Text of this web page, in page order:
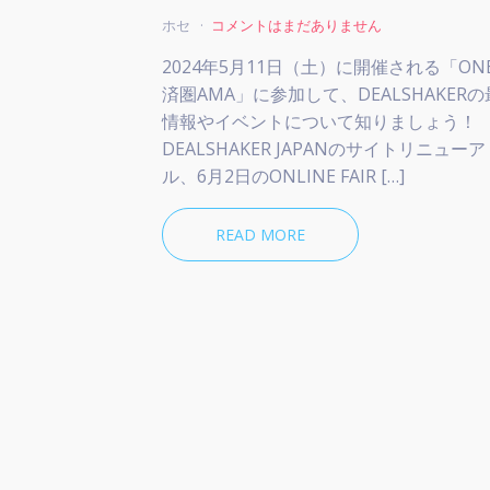
ホセ コメントはまだありません
2024年5月11日（土）に開催される「
済圏AMA」に参加して、DEALSHAKERの
情報やイベントについて知りましょう！
DEALSHAKER JAPANのサイトリニューア
ル、6月2日のONLINE FAIR […]
READ MORE